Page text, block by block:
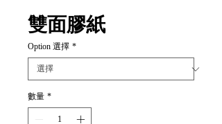
雙面膠紙
Option 選擇 *
數量 *